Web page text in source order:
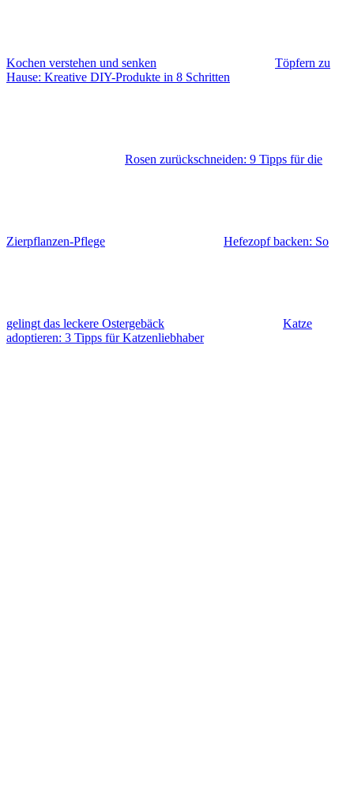
Kochen verstehen und senken
Töpfern zu
Hause: Kreative DIY-Produkte in 8 Schritten
Rosen zurückschneiden: 9 Tipps für die
Zierpflanzen-Pflege Hefezopf backen: So
gelingt das leckere Ostergebäck
Katze
adoptieren: 3 Tipps für Katzenliebhaber